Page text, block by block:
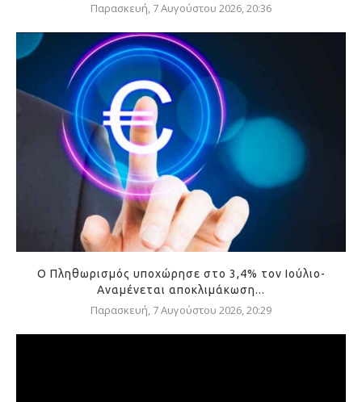
Παρασκευή, 7 Αυγούστου 2026, 20:36
Ο Πληθωρισμός υποχώρησε στο 3,4% τον Ιούλιο-
Αναμένεται αποκλιμάκωση...
Παρασκευή, 7 Αυγούστου 2026, 20:29